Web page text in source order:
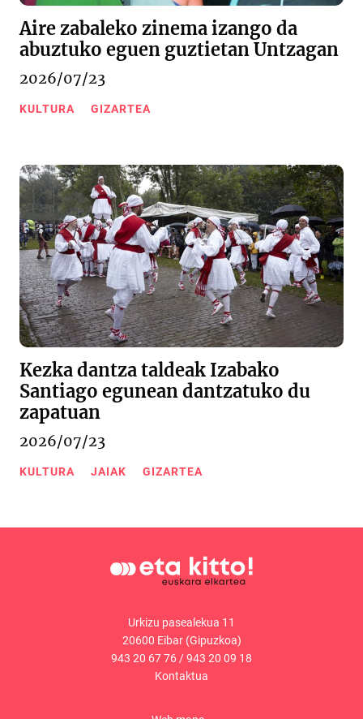
Aire zabaleko zinema izango da
abuztuko eguen guztietan Untzagan
2026/07/23
KULTURA GIZARTEA
Kezka dantza taldeak Izabako
Santiago egunean dantzatuko du
zapatuan
2026/07/23
KULTURA JAIAK GIZARTEA
Urkizu pasealekua 11
20600 Eibar (Gipuzkoa)
943 20 67 76/943 20 09 18
Kontaktua